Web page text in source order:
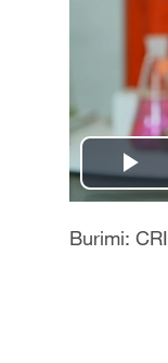
P
l
Burimi: CRI